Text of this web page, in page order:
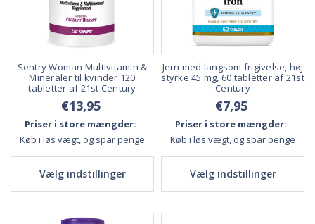
Sentry Woman Multivitamin &
Mineraler til kvinder 120
tabletter af 21st Century
€13,95
Priser i store mængder:
Køb i løs vægt, og spar penge
Vælg indstillinger
Jern med langsom frigivelse, høj
styrke 45 mg, 60 tabletter af 21st
Century
€7,95
Priser i store mængder:
Køb i løs vægt, og spar penge
Vælg indstillinger